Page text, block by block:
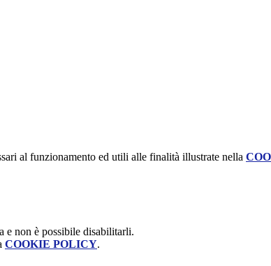
al funzionamento ed utili alle finalità illustrate nella
e non è possibile disabilitarli.
COOKIE POLICY.